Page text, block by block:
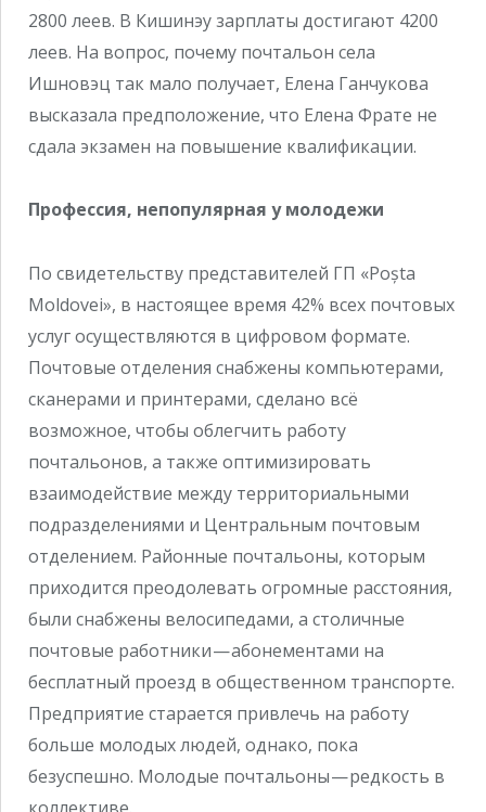
2800 леев. В Кишинэу зарплаты достигают 4200
леев. На вопрос, почему почтальон села
Ишновэц так мало получает, Елена Ганчукова
высказала предположение, что Елена Фрате не
сдала экзамен на повышение квалификации.
Профессия, непопулярная у молодежи
По свидетельству представителей ГП «Poșta
Moldovei», в настоящее время 42% всех почтовых
услуг осуществляются в цифровом формате.
Почтовые отделения снабжены компьютерами,
сканерами и принтерами, сделано всё
возможное, чтобы облегчить работу
почтальонов, а также оптимизировать
взаимодействие между территориальными
подразделениями и Центральным почтовым
отделением. Районные почтальоны, которым
приходится преодолевать огромные расстояния,
были снабжены велосипедами, а столичные
почтовые работники — абонементами на
бесплатный проезд в общественном транспорте.
Предприятие старается привлечь на работу
больше молодых людей, однако, пока
безуспешно. Молодые почтальоны — редкость в